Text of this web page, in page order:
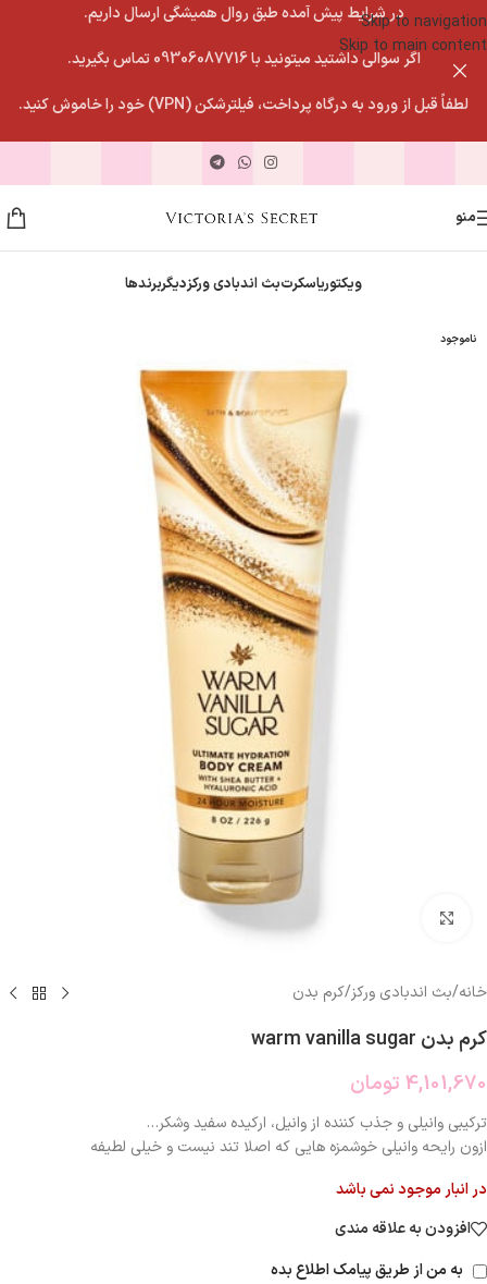
Skip to navigation
Skip to main content
در شرایط پیش آمده طبق روال همیشگی ارسال داریم.
اگر سوالی داشتید میتونید با 09306087716 تماس بگیرید.
لطفاً قبل از ورود به درگاه پرداخت، فیلترشکن (VPN) خود را خاموش کنید.
منو
ویکتوریاسکرتبث اندبادی ورکزدیگربرندها
ناموجود
خانه/بث اندبادی ورکز/کرم بدن
کرم بدن warm vanilla sugar
4,101,670 تومان
ترکیبی وانیلی و جذب کننده از وانیل، ارکیده سفید وشکر…
ازون رایحه وانیلی خوشمزه هایی که اصلا تند نیست و خیلی لطیفه
در انبار موجود نمی باشد
افزودن به علاقه مندی
به من از طریق پیامک اطلاع بده